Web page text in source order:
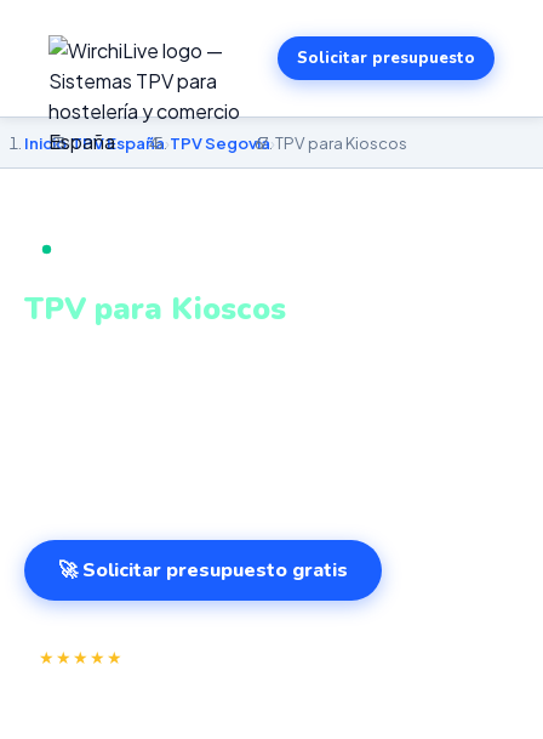
Solicitar presupuesto
Inicio›TPV España›TPV Segovia›TPV para Kioscos
TPV PARA KIOSCOS EN SEGOVIA
TPV para Kioscos
🚀 Solicitar presupuesto gratis
★★★★★